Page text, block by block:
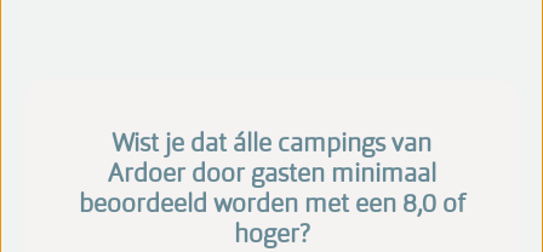
Wist je dat álle campings van
Ardoer door gasten minimaal
beoordeeld worden met een 8,0 of
hoger?